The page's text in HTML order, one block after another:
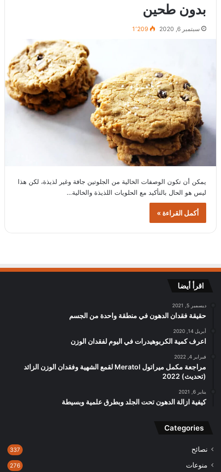
بدون طحين
سبتمبر 6, 2020 1٬209
يمكن أن تكون الوصفات الخالية من الجلوتين جافة وغير لذيذة، لكن هذا
ليس هو الحال بالتأكيد مع الحلويات اللذيذة والخالية…
أكمل القراءة »
اقرأ أيضا
ديسمبر 5, 2021
حقيقة فقدان الدهون في منطقة واحدة من الجسم
أبريل 14, 2020
اعرف كمية الكربوهيدرات في اليوم لفقدان الوزن
فبراير 4, 2022
مراجعة مكمل ميراتول Meratol لقمع الشهية وفقدان الوزن الزائد
(تحديث) 2022
يناير 6, 2021
كيفية ازالة الدهون تحت الجلد وبطرق علمية وبسيطة
Categories
نصائح 337
منوعات 276